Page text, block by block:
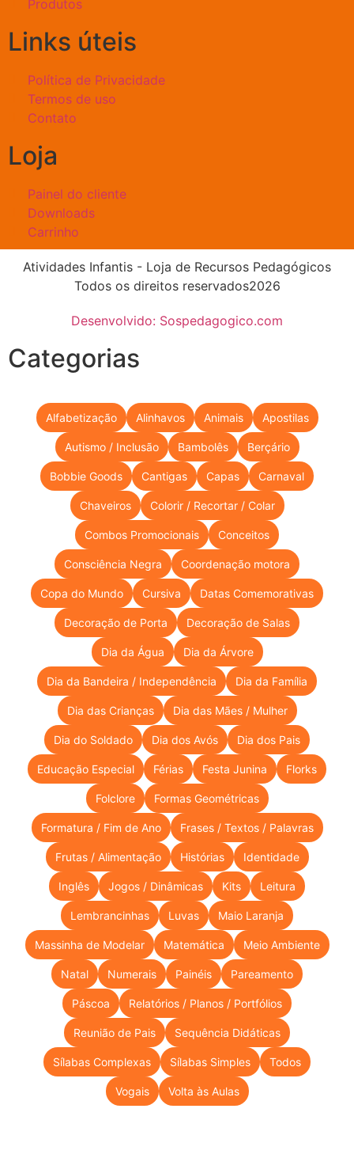
Produtos
Links úteis
Política de Privacidade
Termos de uso
Contato
Loja
Painel do cliente
Downloads
Carrinho
Atividades Infantis - Loja de Recursos Pedagógicos
Todos os direitos reservados2026
Desenvolvido: Sospedagogico.com
Categorias
Alfabetização Alinhavos Animais Apostilas
Autismo / Inclusão Bambolês Berçário
Bobbie Goods Cantigas Capas Carnaval
Chaveiros Colorir / Recortar / Colar
Combos Promocionais Conceitos
Consciência Negra Coordenação motora
Copa do Mundo Cursiva Datas Comemorativas
Decoração de Porta Decoração de Salas
Dia da Água Dia da Árvore
Dia da Bandeira / Independência Dia da Família
Dia das Crianças Dia das Mães / Mulher
Dia do Soldado Dia dos Avós Dia dos Pais
Educação Especial Férias Festa Junina Florks
Folclore Formas Geométricas
Formatura / Fim de Ano Frases / Textos / Palavras
Frutas / Alimentação Histórias Identidade
Inglês Jogos / Dinâmicas Kits Leitura
Lembrancinhas Luvas Maio Laranja
Massinha de Modelar Matemática Meio Ambiente
Natal Numerais Painéis Pareamento
Páscoa Relatórios / Planos / Portfólios
Reunião de Pais Sequência Didáticas
Sílabas Complexas Sílabas Simples Todos
Vogais Volta às Aulas